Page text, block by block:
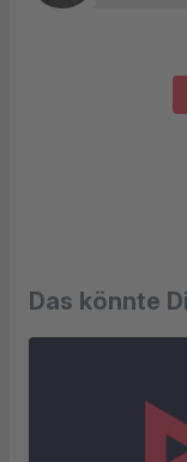
Das könnte